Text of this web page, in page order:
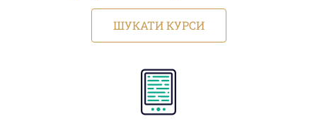
ШУКАТИ КУРСИ